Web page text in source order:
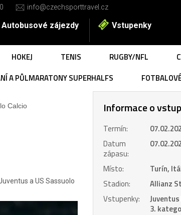
info@czechsporttravel.cz
Autobusové zájezdy Vstupenky
HOKEJ TENIS RUGBY/NFL
A PŮLMARATONY SUPERHALFS
Calcio
a US Sassuolo
Informace o
Termín:
Datum
zápasu:
Místo:
Turín,
Stadion:
Allianz
Vstupenky:
Juventus
3.